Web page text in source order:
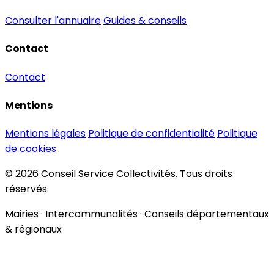
Consulter l'annuaireGuides & conseils
Contact
Contact
Mentions
Mentions légales Politique de confidentialité Politique
de cookies
© 2026 Conseil Service Collectivités. Tous droits
réservés.
Mairies · Intercommunalités · Conseils départementaux
& régionaux